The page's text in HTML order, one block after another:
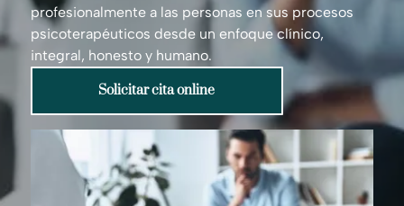
profesionalmente a las personas en sus procesos
psicoterapéuticos desde un enfoque clínico,
integral, honesto y humano.
Solicitar cita online